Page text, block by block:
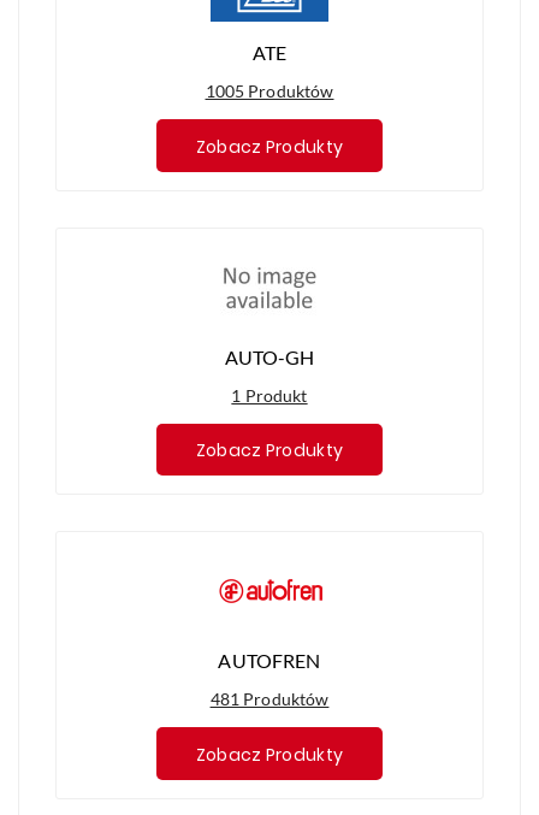
ATE
1005 Produktów
Zobacz Produkty
AUTO-GH
1 Produkt
Zobacz Produkty
AUTOFREN
481 Produktów
Zobacz Produkty